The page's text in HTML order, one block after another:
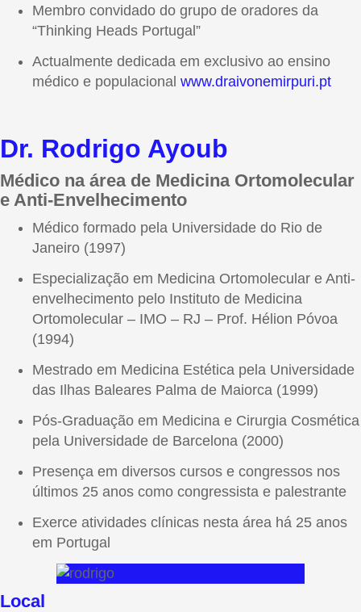
Membro convidado do grupo de oradores da
“Thinking Heads Portugal”
Actualmente dedicada em exclusivo ao ensino
médico e populacional www.draivonemirpuri.pt
Dr. Rodrigo Ayoub
Médico na área de Medicina Ortomolecular
e Anti-Envelhecimento
Médico formado pela Universidade do Rio de
Janeiro (1997)
Especialização em Medicina Ortomolecular e Anti-
envelhecimento pelo Instituto de Medicina
Ortomolecular – IMO – RJ – Prof. Hélion Póvoa
(1994)
Mestrado em Medicina Estética pela Universidade
das Ilhas Baleares Palma de Maiorca (1999)
Pós-Graduação em Medicina e Cirurgia Cosmética
pela Universidade de Barcelona (2000)
Presença em diversos cursos e congressos nos
últimos 25 anos como congressista e palestrante
Exerce atividades clínicas nesta área há 25 anos
em Portugal
Local